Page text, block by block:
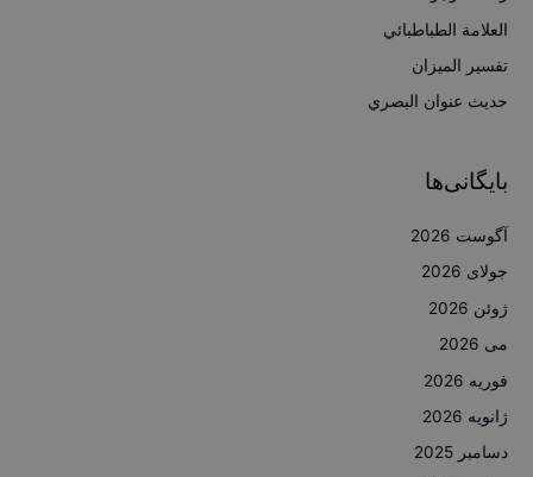
ا
العلامة الطباطبائي
تفسير الميزان
حديث عنوان البصري
بایگانی‌ها
آگوست 2026
جولای 2026
ژوئن 2026
می 2026
فوریه 2026
ژانویه 2026
دسامبر 2025